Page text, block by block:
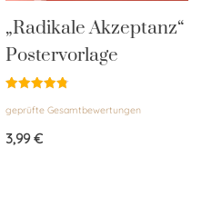
„Radikale Akzeptanz“
Postervorlage
mit
von 5
geprüfte Gesamtbewertungen
3,99€